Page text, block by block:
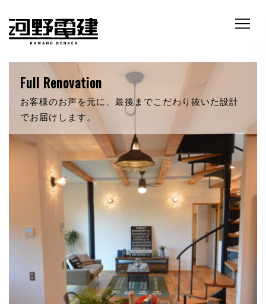
RETRO & NATURE
自然素材にこだわったあなただけの新築。いつでも
暖かく迎え入れてくれます。